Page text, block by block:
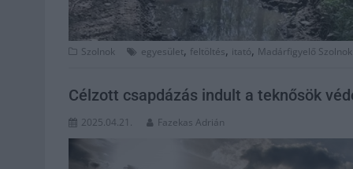
Szolnok egyesület, feltöltés, itató, Madárfigyelő
Célzott csapdázás indult a teknősök
2025.04.21. Fazekas Adrián